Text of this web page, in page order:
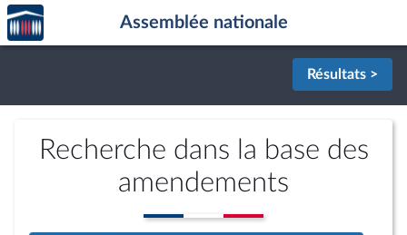
Aller au contenu
Aller en bas de la page
Accèder
à la
page
Assemblée nationale
Résultats >
Recherche dans la base des
amendements